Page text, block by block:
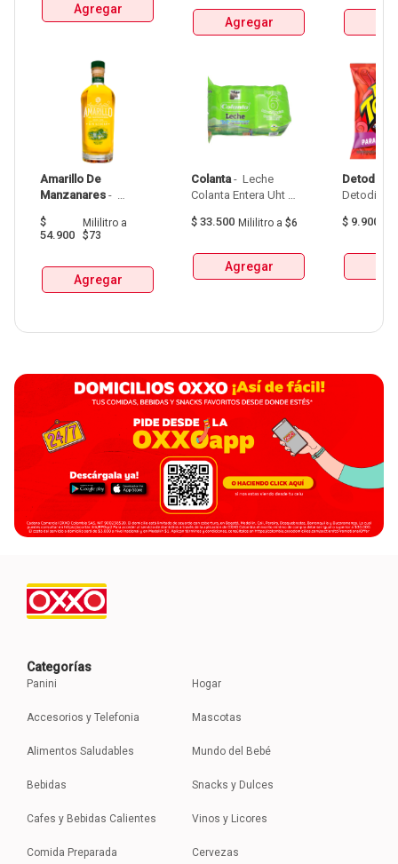
Agregar
Amarillo De
Manzanares -
De Manzanares
$
54.900
Mililitroa
$73
Agregar
Agregar
Colanta - Leche
Colanta Entera Uht
$ 33.500 Mililitro a $6
Agregar
Detodito
$ 9.900
Categorías
Panini
Accesorios y Telefonia
Alimentos Saludables
Bebidas
Cafes y Bebidas Calientes
Comida Preparada
Hogar
Mascotas
Mundo del Bebé
Snacks y Dulces
Vinos y Licores
Cervezas